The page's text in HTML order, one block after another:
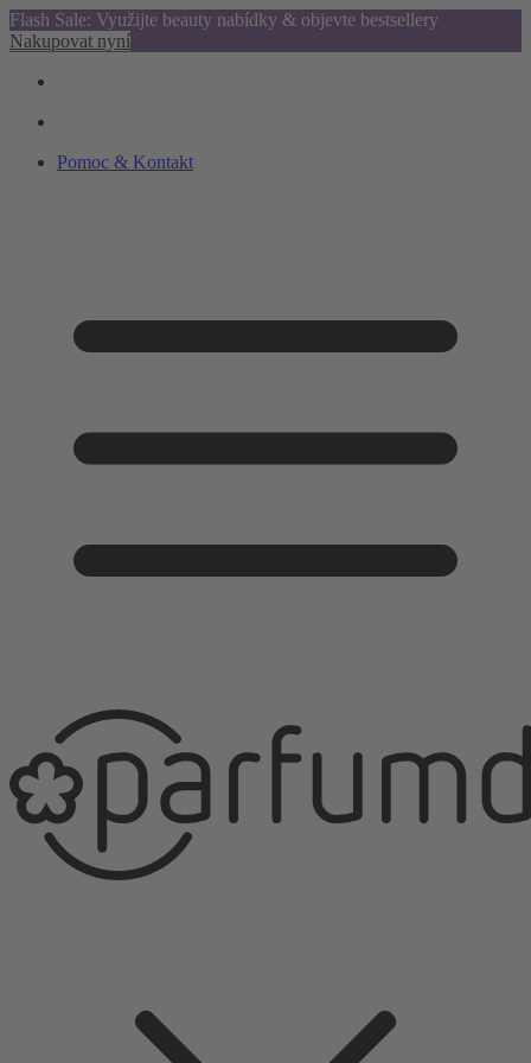
Flash Sale: Využijte beauty nabídky & objevte bestsellery
Nakupovat nyní
Pomoc & Kontakt